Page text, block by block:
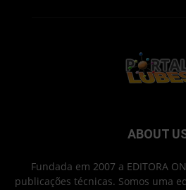
ABOUT
Fundada em 2007 a EDITORA
publicações técnicas. Somos uma